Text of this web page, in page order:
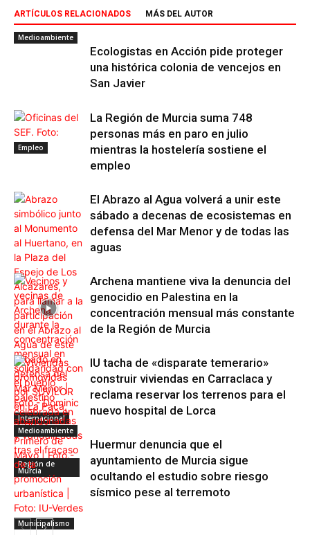
ARTÍCULOS RELACIONADOS MÁS DEL AUTOR
Medioambiente
Ecologistas en Acción pide proteger
una histórica colonia de vencejos en
San Javier
Empleo
La Región de Murcia suma 748
personas más en paro en julio
mientras la hostelería sostiene el
empleo
Internacional
El Abrazo al Agua volverá a unir este
sábado a decenas de ecosistemas en
defensa del Mar Menor y de todas las
aguas
Región de
Murcia
Archena mantiene viva la denuncia del
genocidio en Palestina en la
concentración mensual más constante
de la Región de Murcia
Municipalismo
IU tacha de «disparate temerario»
construir viviendas en Carraclaca y
reclama reservar los terrenos para el
nuevo hospital de Lorca
Medioambiente
Huermur denuncia que el
ayuntamiento de Murcia sigue
ocultando el estudio sobre riesgo
sísmico pese al terremoto